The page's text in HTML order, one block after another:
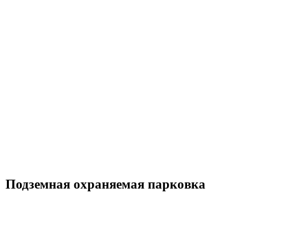
Подземная охраняемая парковка